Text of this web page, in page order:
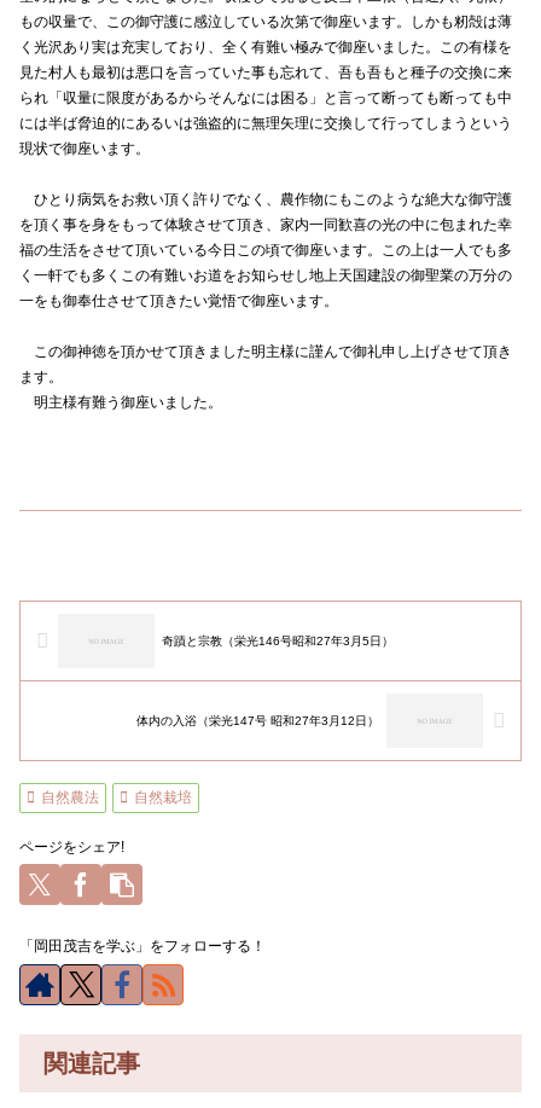
もの収量で、この御守護に感泣している次第で御座います。しかも籾殻は薄
く光沢あり実は充実しており、全く有難い極みで御座いました。この有様を
見た村人も最初は悪口を言っていた事も忘れて、吾も吾もと種子の交換に来
られ「収量に限度があるからそんなには困る」と言って断っても断っても中
には半ば脅迫的にあるいは強盗的に無理矢理に交換して行ってしまうという
現状で御座います。
ひとり病気をお救い頂く許りでなく、農作物にもこのような絶大な御守護
を頂く事を身をもって体験させて頂き、家内一同歓喜の光の中に包まれた幸
福の生活をさせて頂いている今日この頃で御座います。この上は一人でも多
く一軒でも多くこの有難いお道をお知らせし地上天国建設の御聖業の万分の
一をも御奉仕させて頂きたい覚悟で御座います。
この御神徳を頂かせて頂きました明主様に謹んで御礼申し上げさせて頂き
ます。
明主様有難う御座いました。
奇蹟と宗教（栄光146号昭和27年3月5日）
体内の入浴（栄光147号 昭和27年3月12日）
自然農法 自然栽培
ページをシェア!
「岡田茂吉を学ぶ」をフォローする！
関連記事